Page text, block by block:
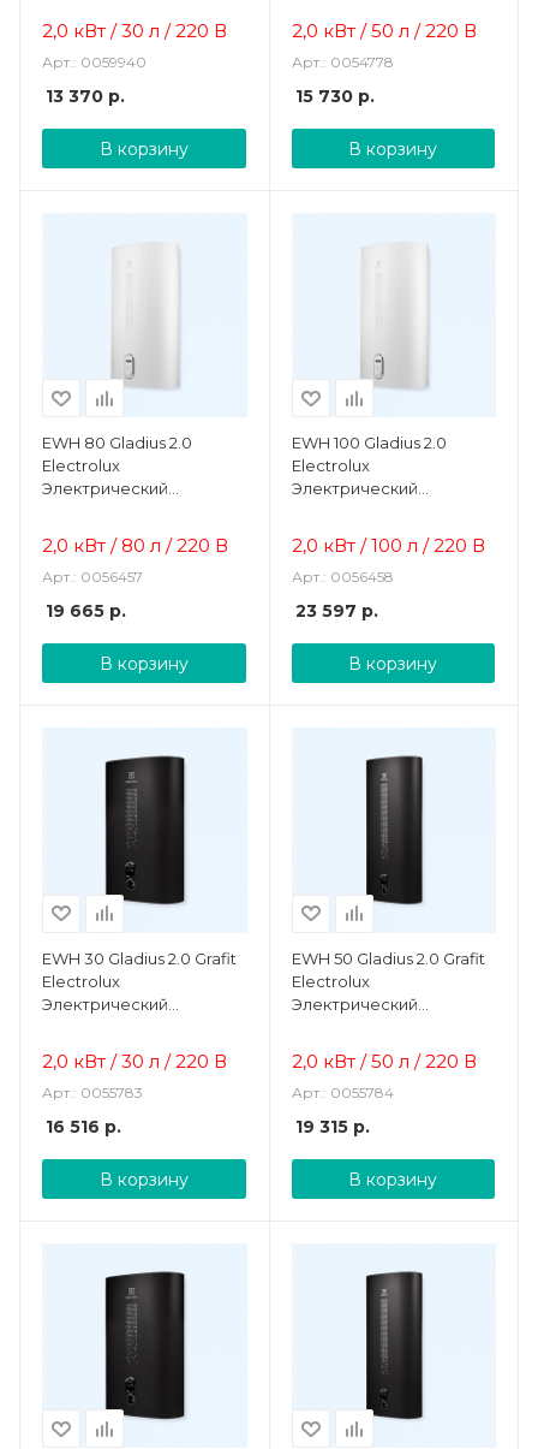
водонагреватель
2,0 кВт / 30 л / 220 В
Арт.: 0059940
13 370 р.
В корзину
водонагреватель
2,0 кВт / 50 л / 220 В
Арт.: 0054778
15 730р.
В корзину
EWH 80 Gladius 2.0
Electrolux
Электрический
водонагреватель
2,0 кВт / 80 л / 220 В
Арт.: 0056457
19 665 р.
В корзину
EWH 100 Gladius 2.0
Electrolux
Электрический
водонагреватель
2,0 кВт / 100 л / 220 В
Арт.: 0056458
23 597 р.
В корзину
EWH 30 Gladius 2.0 Grafit
Electrolux
Электрический
водонагреватель
2,0 кВт / 30 л / 220 В
Арт.: 0055783
16 516 р.
В корзину
EWH 50 Gladius 2.0 Grafit
Electrolux
Электрический
водонагреватель
2,0 кВт / 50 л / 220 В
Арт.: 0055784
19 315р.
В корзину